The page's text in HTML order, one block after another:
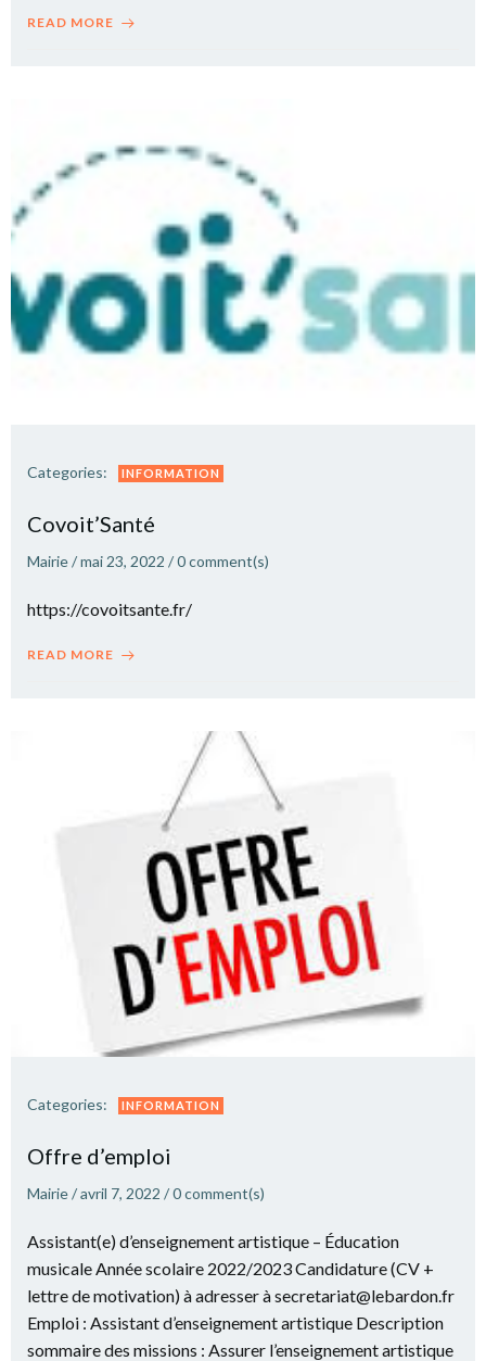
READ MORE
Categories: INFORMATION
Covoit’Santé
Mairie/mai 23, 2022 /0comment(s)
https://covoitsante.fr/
READ MORE
Categories: INFORMATION
Offre d’emploi
Mairie/avril 7, 2022 /0comment(s)
Assistant(e) d’enseignement artistique – Éducation
musicale Année scolaire 2022/2023 Candidature (CV +
lettre de motivation) à adresser à secretariat@lebardon.fr
Emploi : Assistant d’enseignement artistique Description
sommaire des missions : Assurer l’enseignement artistique